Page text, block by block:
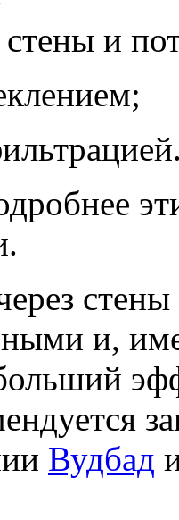
и
и,
Вудбад